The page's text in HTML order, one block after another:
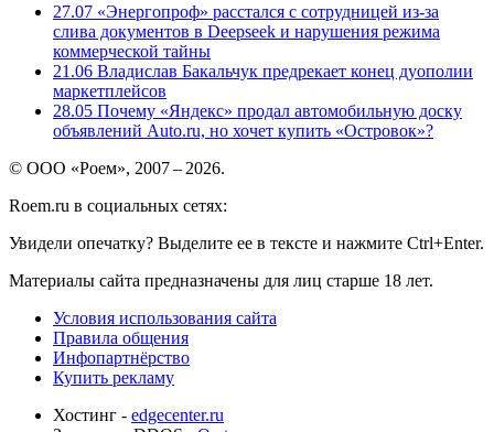
27.07 «Энергопроф» расстался с сотрудницей из-за
слива документов в Deepseek и нарушения режима
коммерческой тайны
21.06 Владислав Бакальчук предрекает конец дуополии
маркетплейсов
28.05 Почему «Яндекс» продал автомобильную доску
объявлений Auto.ru, но хочет купить «Островок»?
© ООО «Роем», 2007 – 2026.
Roem.ru в социальных сетях:
Увидели опечатку? Выделите ее в тексте и нажмите Ctrl+Enter.
Материалы сайта предназначены для лиц старше 18 лет.
Условия использования сайта
Правила общения
Инфопартнёрство
Купить рекламу
Хостинг - edgecenter.ru